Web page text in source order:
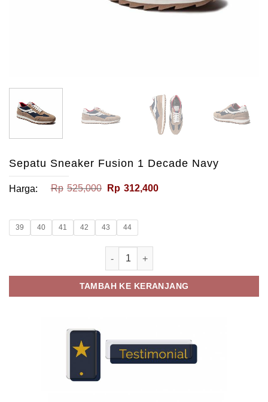
Sepatu Sneaker Fusion 1 Decade Navy
Harga: Rp 525,000 Harga
Rp 312,400Harga
39 40 41 42 43 44
Kuantitas Sepatu Sneaker Fusion 1
TAMBAH KE KERANJANG